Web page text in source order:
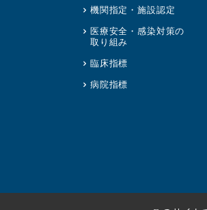
機関指定・施設認定
医療安全・感染対策の
取り組み
臨床指標
病院指標